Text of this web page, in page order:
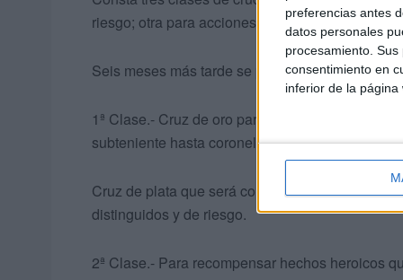
preferencias antes
datos personales
procesamiento.
consentimiento en
inferior de la página
riesgo; otra para acciones distinguidas en
Seis meses más tarde se promulgaba la
1ª Clase.- Cruz de oro para premio por
subteniente hasta coronel inclusive.
Cruz de plata que será concedida a los
distinguidos y de riesgo.
2ª Clase.- Para recompensar hechos heroicos